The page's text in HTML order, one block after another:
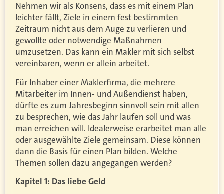
Nehmen wir als Konsens, dass es mit einem Plan
leichter fällt, Ziele in einem fest bestimmten
Zeitraum nicht aus dem Auge zu verlieren und
gewollte oder notwendige Maßnahmen
umzusetzen. Das kann ein Makler mit sich selbst
vereinbaren, wenn er allein arbeitet.
Für Inhaber einer Maklerfirma, die mehrere
Mitarbeiter im Innen- und Außendienst haben,
dürfte es zum Jahresbeginn sinnvoll sein mit allen
zu besprechen, wie das Jahr laufen soll und was
man erreichen will. Idealerweise erarbeitet man alle
oder ausgewählte Ziele gemeinsam. Diese können
dann die Basis für einen Plan bilden. Welche
Themen sollen dazu angegangen werden?
Kapitel 1: Das liebe Geld